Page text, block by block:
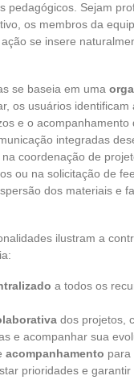
pedagógicos. Sejam
os membros da
se insere
se baseia em uma
os usuários identificam
e o acompanhamento
integradas
coordenação de
ou na solicitação de
dos materiais e
ilustram a
a todos os
dos projetos,
e acompanhar sua
acompanhamento para
prioridades e